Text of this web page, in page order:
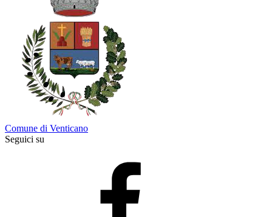
Comune di Venticano
Seguici su